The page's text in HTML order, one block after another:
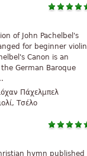
of John Pachelbel's
for beginner violin
Canon is an
German Baroque
Πάχελμπελ
Τσέλο
hymn published